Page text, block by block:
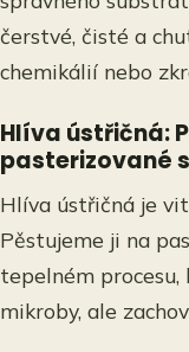
čerstvé, čisté a
chemikálií nebo
Hlíva ústřičná:
pasterizované
Hlíva ústřičná je
Pěstujeme ji na
tepelném
mikroby, ale